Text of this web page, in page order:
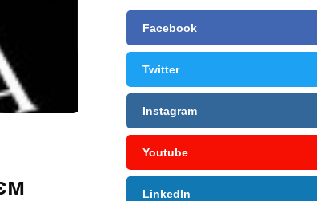
Facebook
Twitter
Instagram
Youtube
LinkedIn